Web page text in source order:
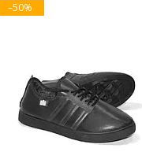
–50%